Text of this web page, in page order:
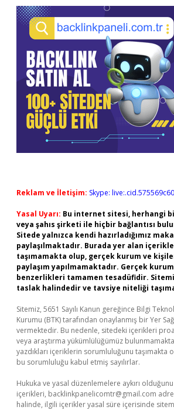
Reklam ve İletişim: Skype:
Yasal Uyarı: Bu internet sitesi, herhangi
veya şahıs şirketi ile hiçbir bağlantısı
Sitede yalnızca kendi hazırladığımız
paylaşılmaktadır. Burada yer alan
taşımamakta olup, gerçek kurum ve
paylaşım yapılmamaktadır. Gerçek
benzerlikleri tamamen tesadüfidir.
taslak halindedir ve tavsiye niteliği
Sitemiz, 5651 Sayılı Kanun gereğince Bilgi
Kurumu (BTK) tarafından onaylanmış bir Yer
vermektedir. Bu nedenle, sitedeki içerikleri
veya araştırma yükümlülüğümüz
yazdıkları içeriklerin sorumluluğunu taşımakta
bu sorumluluğu kabul etmiş sayılırlar.
Hukuka ve yasal düzenlemelere aykırı
içerikleri, backlinkpanelicomtr@gmail.com
halinde, ilgili içerikler yasal süre içerisinde